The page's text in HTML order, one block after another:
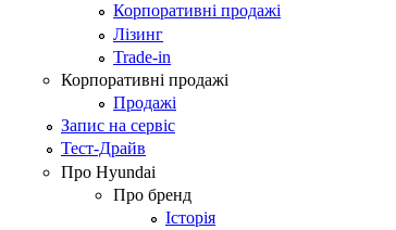
Корпоративні продажі
Лізинг
Trade-in
Корпоративні продажі
Продажі
Запис на сервіс
Тест-Драйв
Про Hyundai
Про бренд
Історія